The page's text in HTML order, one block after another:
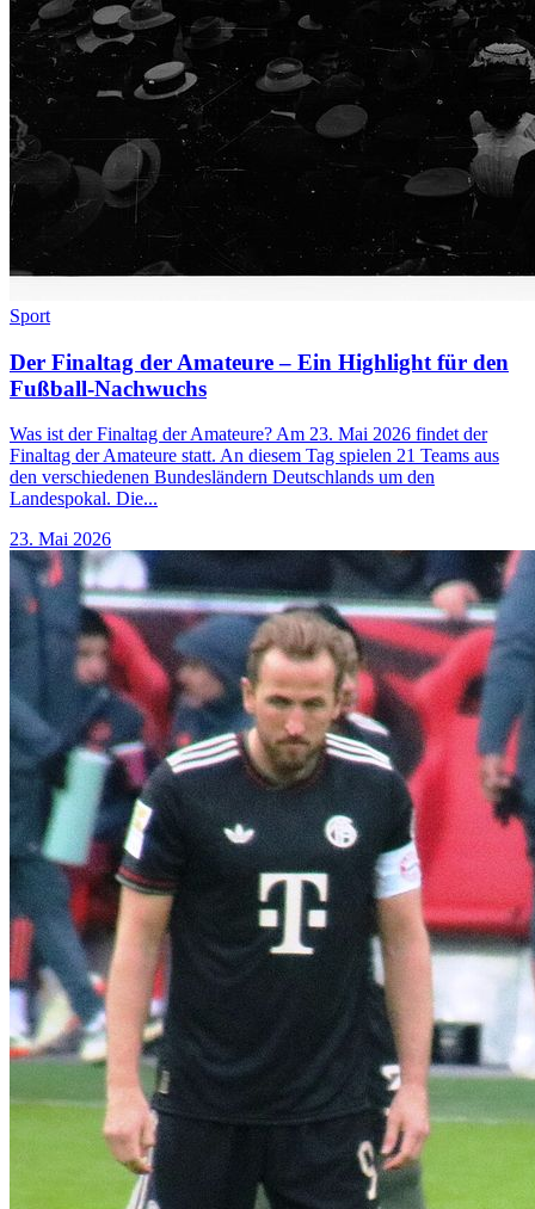
Sport
Der Finaltag der Amateure – Ein Highlight für den
Fußball-Nachwuchs
Was ist der Finaltag der Amateure? Am 23. Mai 2026 findet der
Finaltag der Amateure statt. An diesem Tag spielen 21 Teams aus
den verschiedenen Bundesländern Deutschlands um den
Landespokal. Die...
23. Mai 2026